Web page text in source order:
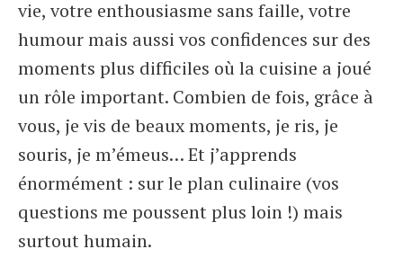
vie, votre enthousiasme sans faille, votre
humour mais aussi vos confidences sur des
moments plus difficiles où la cuisine a joué
un rôle important. Combien de fois, grâce à
vous, je vis de beaux moments, je ris, je
souris, je m’émeus… Et j’apprends
énormément : sur le plan culinaire (vos
questions me poussent plus loin !) mais
surtout humain.